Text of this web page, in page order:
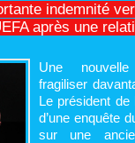
indemnité
après une
Une
fragiliser
Le président
d’une enquête
sur une